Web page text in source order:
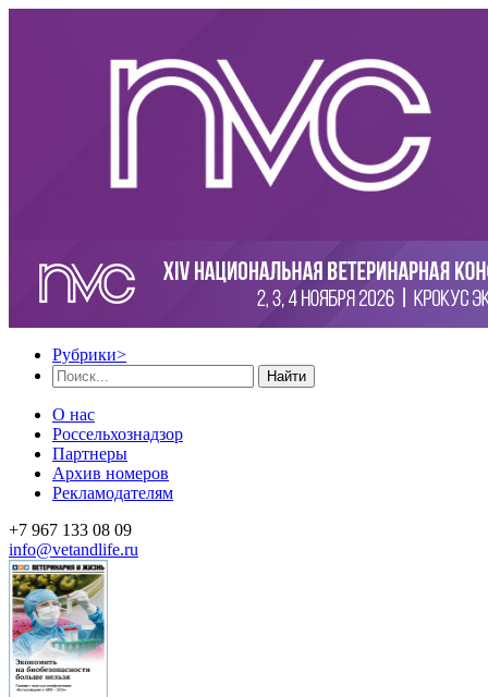
Рубрики>
Найти
О нас
Россельхознадзор
Партнеры
Архив номеров
Рекламодателям
+7 967 133 08 09
info@vetandlife.ru